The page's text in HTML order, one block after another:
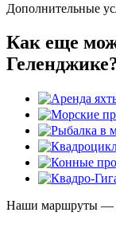
Дополнительные
Как еще
Наши маршруты —